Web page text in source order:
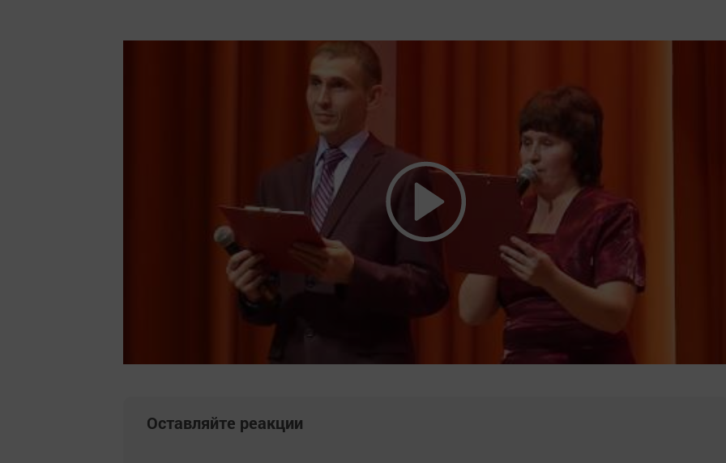
Оставляйте реакции